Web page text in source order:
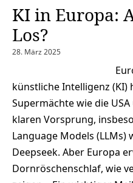
KI in Europa:
Los?
28. März 2025
künstliche Intelligenz (KI)
Supermächte wie die
klaren Vorsprung,
Language Models (LLMs)
Deepseek. Aber Europa
Dornröschenschlaf, wie